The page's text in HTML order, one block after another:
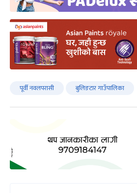
पूर्वी नवलपरासी बुलिङटार गाउँपालिका